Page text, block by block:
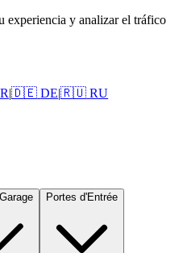
experiencia y analizar el tráfico
|🇩🇪 DE|🇷🇺 RU
Portes d'Entrée